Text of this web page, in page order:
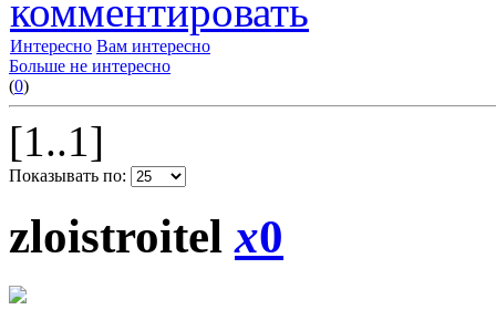
комментировать
Интересно Вам интересно
Больше не интересно
(0)
[1..1]
Показывать по:
zloistroitelx0